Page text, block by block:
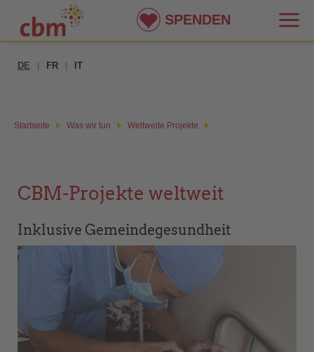
DE FR IT
Startseite Was wir tun Weltweite Projekte
CBM-Projekte weltweit
Inklusive Gemeindegesundheit
SPENDEN